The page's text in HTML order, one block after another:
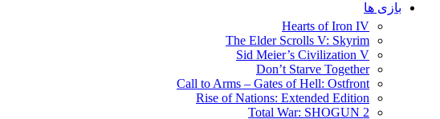
بازی ها
Hearts of Iron IV
The Elder Scrolls V: Skyrim
Sid Meier’s Civilization V
Don’t Starve Together
Call to Arms – Gates of Hell: Ostfront
Rise of Nations: Extended Edition
Total War: SHOGUN 2